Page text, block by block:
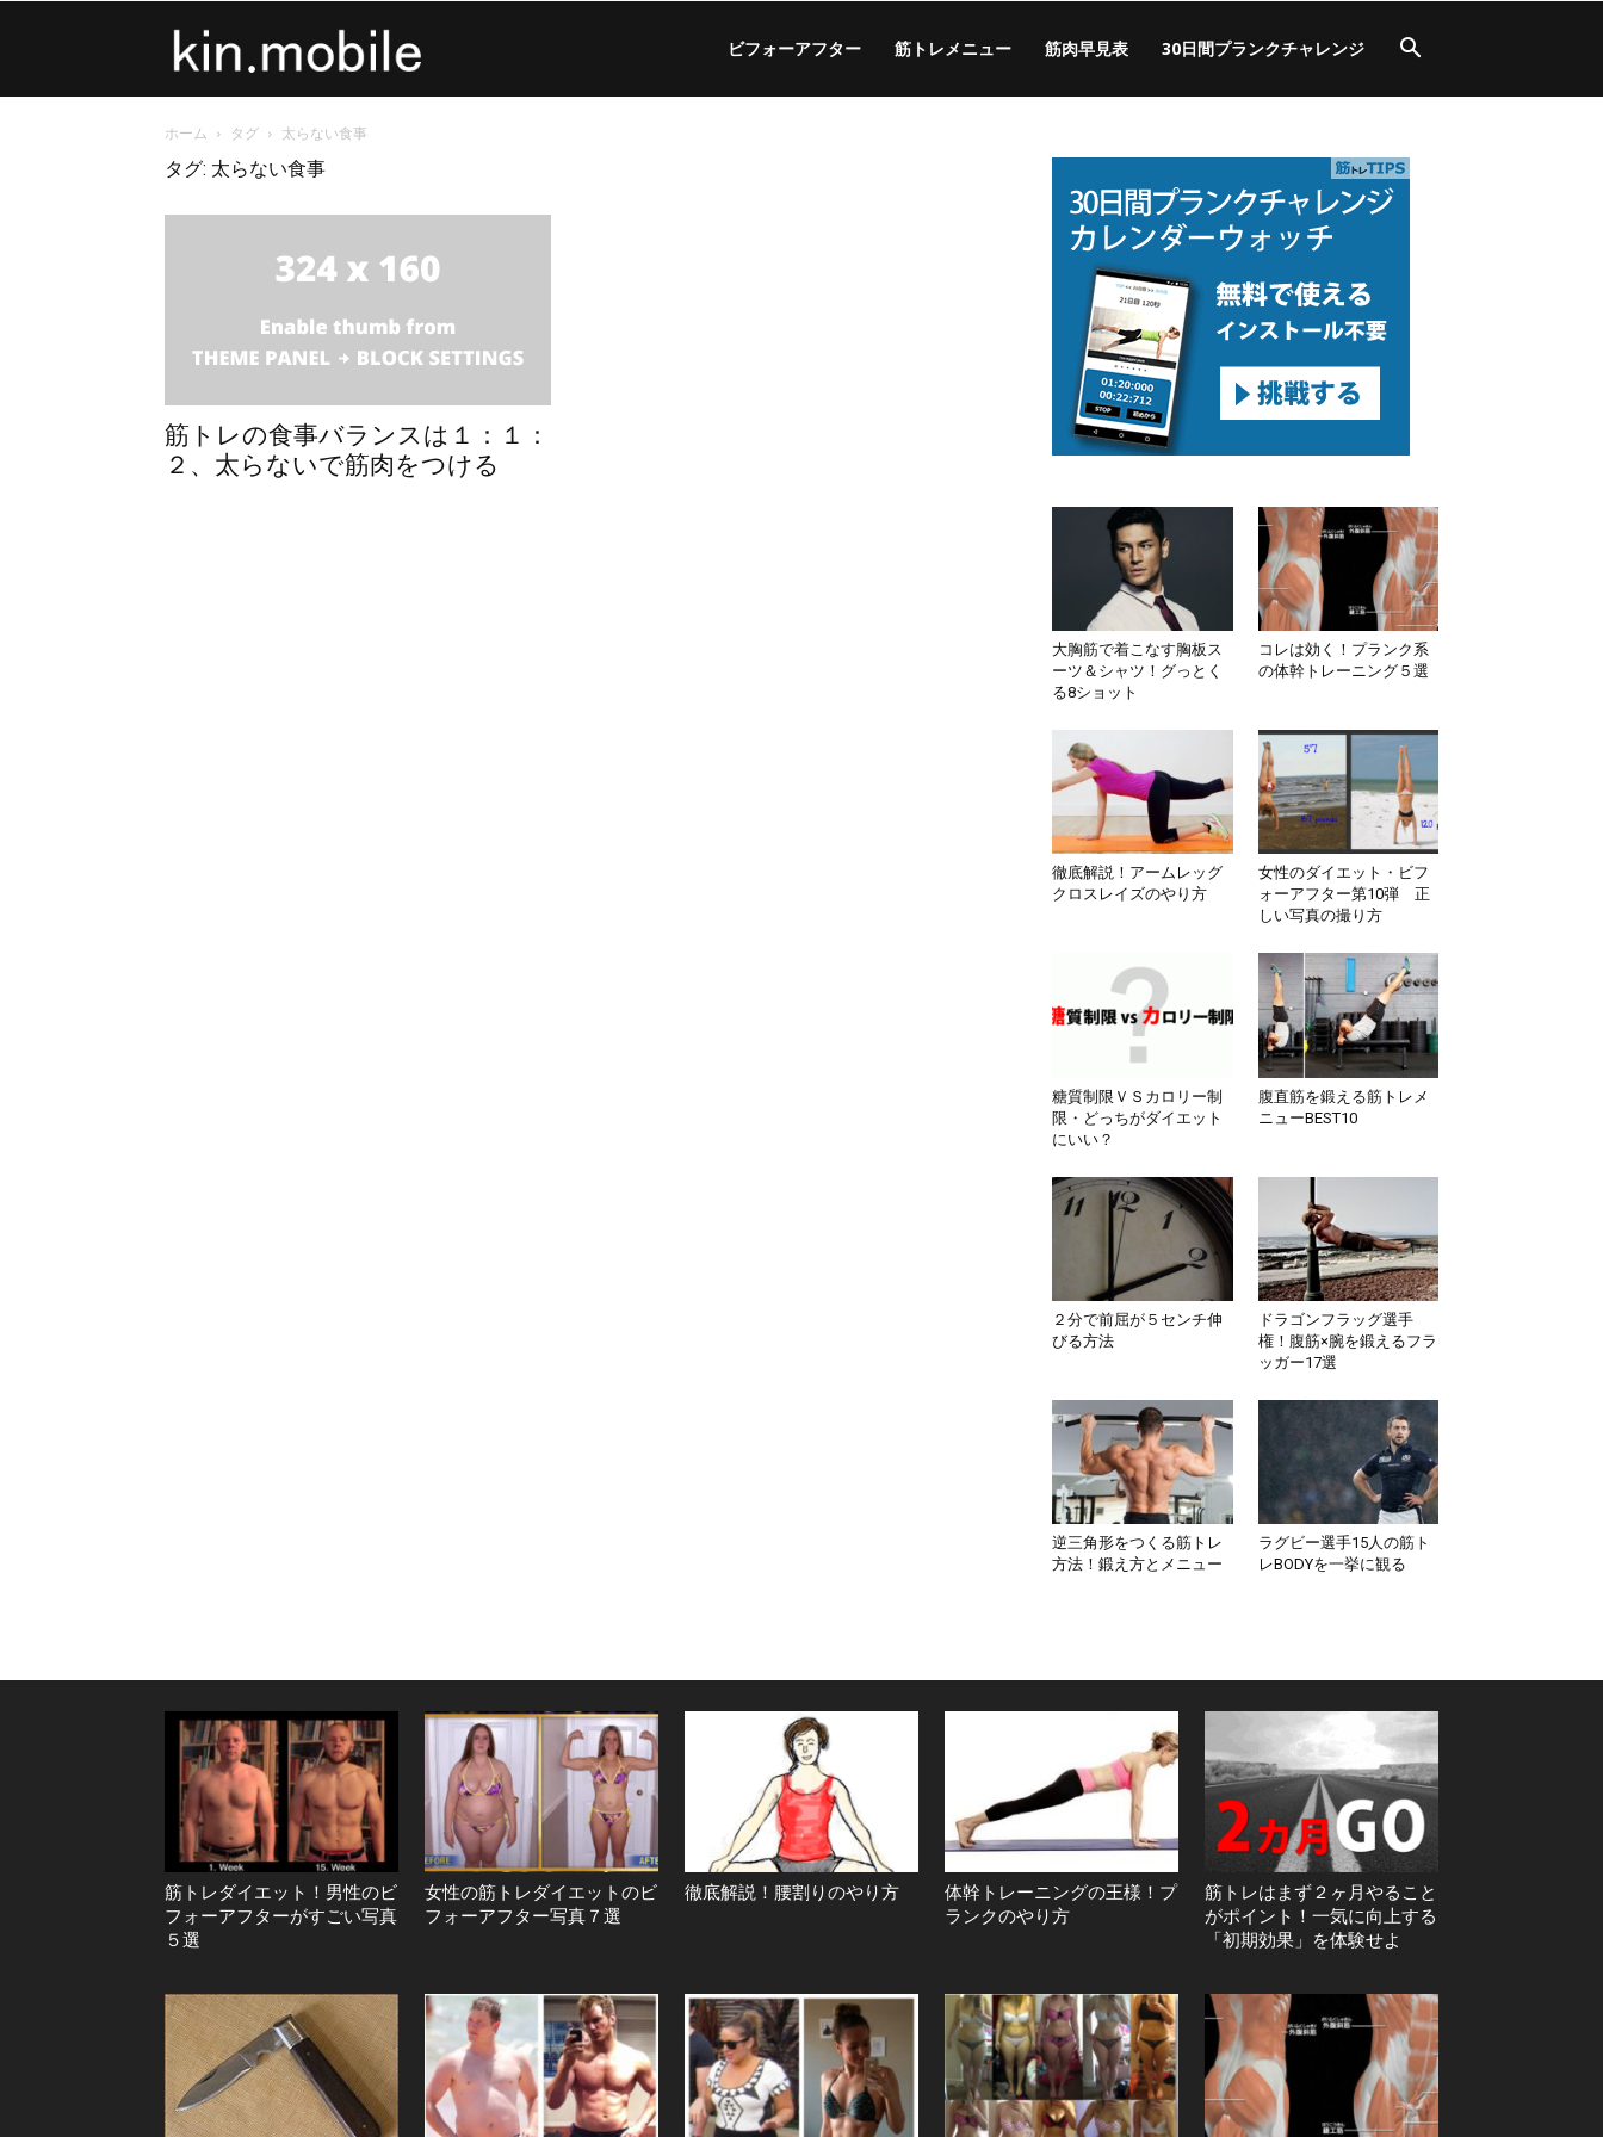
ビフォーアフター 筋トレメニュー 筋肉早見表 30日間プランクチャレンジ
ホーム タグ 太らない食事
タグ: 太らない食事
筋トレの食事バランスは１：１：
２、太らないで筋肉をつける
大胸筋で着こなす胸板ス
ーツ＆シャツ！グっとく
る8ショット
コレは効く！プランク系
の体幹トレーニング５選
徹底解説！アームレッグ
クロスレイズのやり方
女性のダイエット・ビフ
ォーアフター第10弾 正
しい写真の撮り方
糖質制限ＶＳカロリー制
限・どっちがダイエット
にいい？
腹直筋を鍛える筋トレメ
ニューBEST10
２分で前屈が５センチ伸
びる方法
ドラゴンフラッグ選手
権！腹筋×腕を鍛えるフラ
ッガー17選
逆三角形をつくる筋トレ
方法！鍛え方とメニュー
ラグビー選手15人の筋ト
レBODYを一挙に観る
筋トレダイエット！男性のビ
フォーアフターがすごい写真
５選
女性の筋トレダイエットのビ
フォーアフター写真７選
徹底解説！腰割りのやり方
体幹トレーニングの王様！プ
ランクのやり方
筋トレはまず２ヶ月やること
がポイント！一気に向上する
「初期効果」を体験せよ